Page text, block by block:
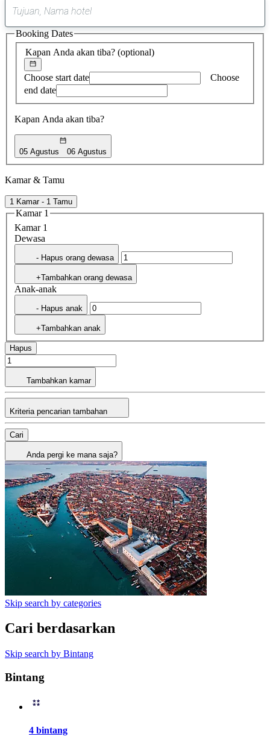
saran
ditemukan
Kapan Anda akan tiba? (optional)
Choose start date
Choose
end date
Kapan Anda akan tiba?
05 Agustus 06 Agustus
Booking Dates
Kamar & Tamu
1 Kamar - 1 Tamu
Kamar 1
Kamar 1
Dewasa
- Hapus orang dewasa
+Tambahkan orang dewasa
Anak-anak
- Hapus anak
+Tambahkan anak
Hapus
Tambahkan kamar
Kriteria pencarian tambahan
Cari
Anda pergi ke mana saja?
Skip search by categories
Cari berdasarkan
Skip search by Bintang
Bintang
4 bintang